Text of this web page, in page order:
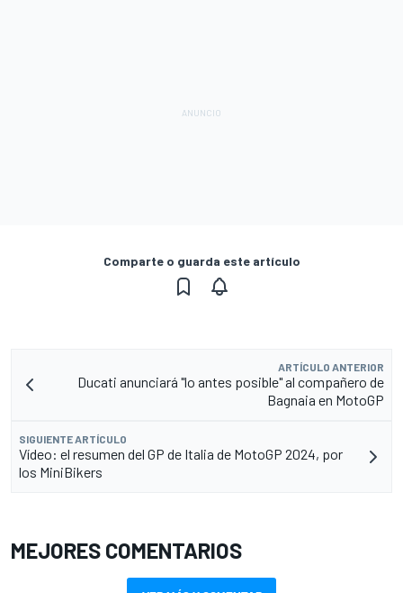
Comparte o guarda este artículo
ARTÍCULO ANTERIOR
Ducati anunciará "lo antes posible" al compañero de
Bagnaia en MotoGP
SIGUIENTE ARTÍCULO
Vídeo: el resumen del GP de Italia de MotoGP 2024, por
los MiniBikers
MEJORES COMENTARIOS